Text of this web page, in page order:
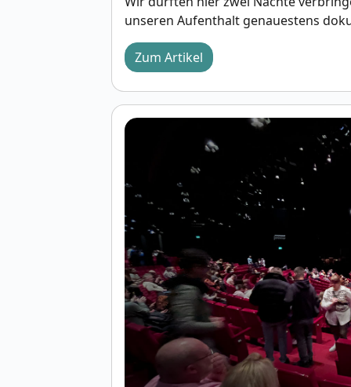
unseren Aufenthalt genauestens
Zum Artikel